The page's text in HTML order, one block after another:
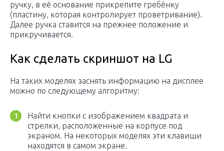
ручку, в её основание прикрепите гребёнку
(пластину, которая контролирует проветривание).
Далее ручка ставится на прежнее положение и
прикручивается.
Как сделать скриншот на LG
На таких моделях заснять информацию на дисплее
можно по следующему алгоритму:
Найти кнопки с изображением квадрата и
стрелки, расположенные на корпусе под
экраном. На некоторых моделях эти клавиши
находятся в самом экране.